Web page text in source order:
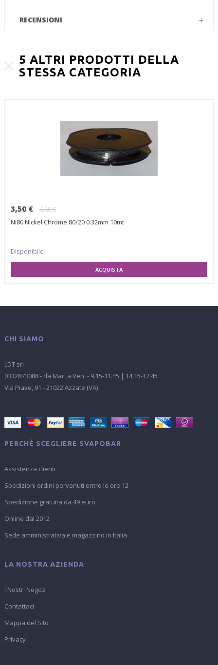
RECENSIONI
5 ALTRI PRODOTTI DELLA
STESSA CATEGORIA
3,50 €
6,50 €
Ni80 Nickel Chrome 80/20 0.32mm 10mt
Disponibile
CHI SIAMO
LDT srl
0332873088 - da Mar. a Ven. - 9.15-11.45 | 14.15-17.45
Via Piave, 91 - 21022 Azzate (VA)
PERCHÈ SCEGLIERE SVAPOBAR
Assistenza clienti
Spedizioni ordini pervenuti entro le ore 12
Spedizione gratuita da 49 euro
Online dal 2012
Sede amministrativa e magazzino in Italia
LA NOSTRA AZIENDA
I Nostri Negozi
Contattaci
Mappa del Sito
Privacy